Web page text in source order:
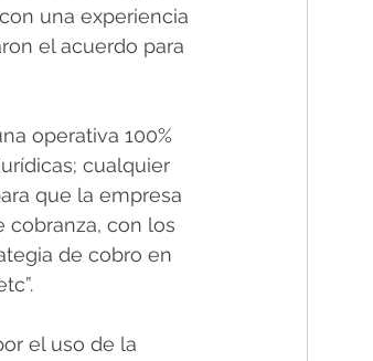
una experiencia
el acuerdo para
operativa 100%
cualquier
que la empresa
cobranza, con los
de cobro en
el uso de la